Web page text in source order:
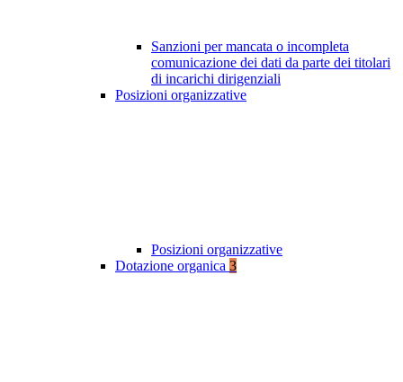
Sanzioni per mancata o incompleta
comunicazione dei dati da parte dei titolari
di incarichi dirigenziali
Posizioni organizzative
Posizioni organizzative
Dotazione organica 3